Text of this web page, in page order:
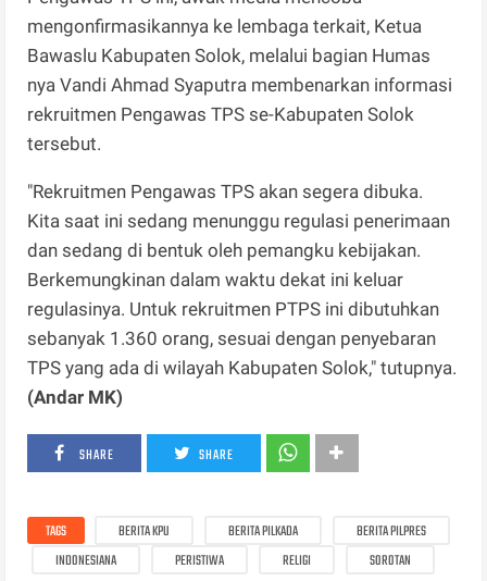
mengonfirmasikannya ke lembaga terkait, Ketua
Bawaslu Kabupaten Solok, melalui bagian Humas
nya Vandi Ahmad Syaputra membenarkan informasi
rekruitmen Pengawas TPS se-Kabupaten Solok
tersebut.
"Rekruitmen Pengawas TPS akan segera dibuka.
Kita saat ini sedang menunggu regulasi penerimaan
dan sedang di bentuk oleh pemangku kebijakan.
Berkemungkinan dalam waktu dekat ini keluar
regulasinya. Untuk rekruitmen PTPS ini dibutuhkan
sebanyak 1.360 orang, sesuai dengan penyebaran
TPS yang ada di wilayah Kabupaten Solok," tutupnya.
(Andar MK)
SHARE SHARE
TAGS BERITA KPU BERITA PILKADA
BERITA PILPRES
INDONESIANA
PERISTIWA RELIGI SOROTAN